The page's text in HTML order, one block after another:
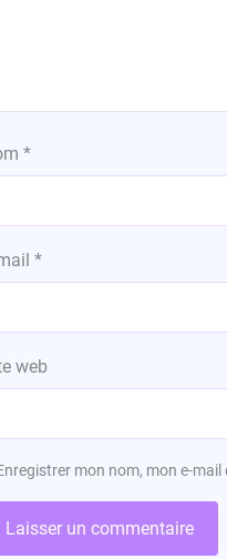
*
*
web
mon nom, mon e-